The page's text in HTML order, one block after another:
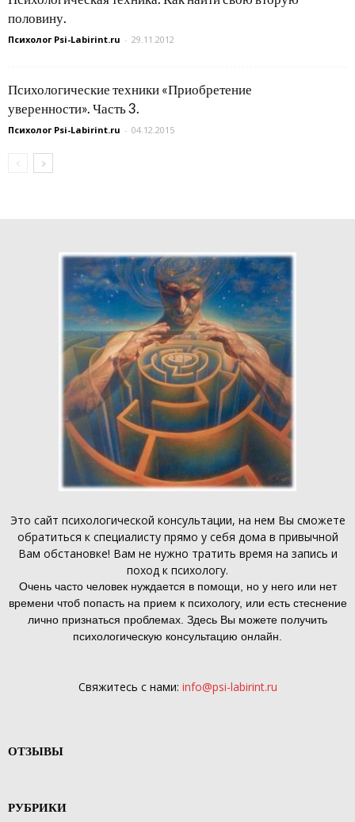
половину.
Психолог Psi-Labirint.ru - 29.11.2012
Психологические техники «Приобретение
уверенности». Часть 3.
Психолог Psi-Labirint.ru - 04.12.2015
Это сайт психологической консультации, на нем Вы сможете
обратиться к специалисту прямо у себя дома в привычной
Вам обстановке! Вам не нужно тратить время на запись и
поход к психологу.
Очень часто человек нуждается в помощи, но у него или нет
времени чтоб попасть на прием к психологу, или есть стеснение
лично признаться проблемах. Здесь Вы можете получить
психологическую консультацию онлайн.
Свяжитесь с нами: info@psi-labirint.ru
ОТЗЫВЫ
РУБРИКИ